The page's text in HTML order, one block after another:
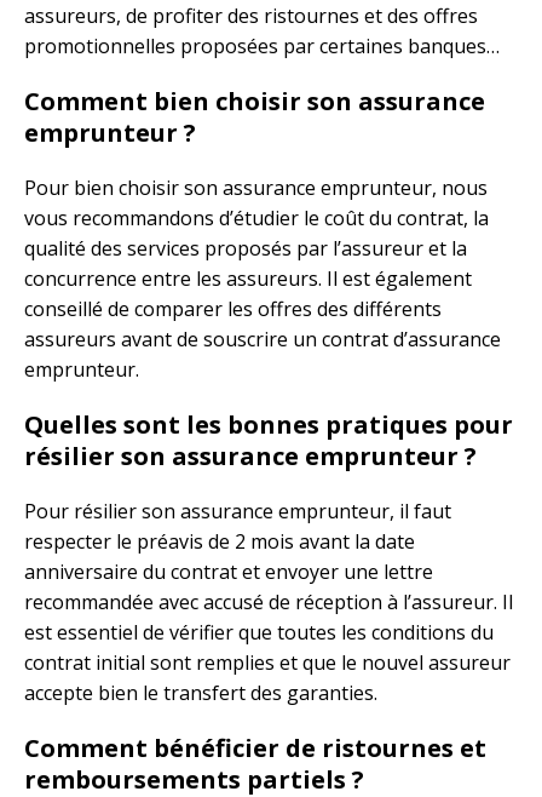
assureurs, de profiter des ristournes et des offres
promotionnelles proposées par certaines banques…
Comment bien choisir son assurance
emprunteur ?
Pour bien choisir son assurance emprunteur, nous
vous recommandons d’étudier le coût du contrat, la
qualité des services proposés par l’assureur et la
concurrence entre les assureurs. Il est également
conseillé de comparer les offres des différents
assureurs avant de souscrire un contrat d’assurance
emprunteur.
Quelles sont les bonnes pratiques pour
résilier son assurance emprunteur ?
Pour résilier son assurance emprunteur, il faut
respecter le préavis de 2 mois avant la date
anniversaire du contrat et envoyer une lettre
recommandée avec accusé de réception à l’assureur. Il
est essentiel de vérifier que toutes les conditions du
contrat initial sont remplies et que le nouvel assureur
accepte bien le transfert des garanties.
Comment bénéficier de ristournes et
remboursements partiels ?